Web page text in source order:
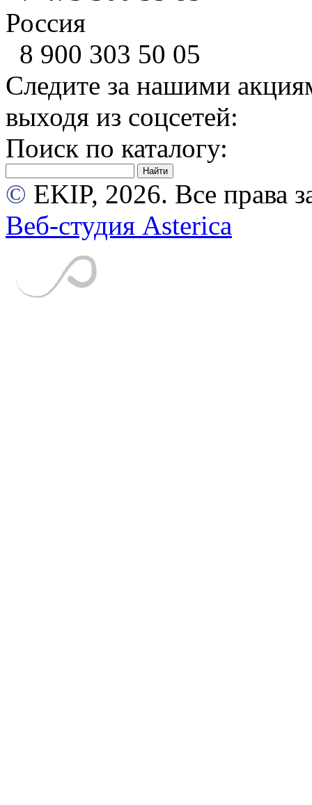
Россия
8 900 303 50 05
Следите за нашими
выходя из соцсетей:
Поиск по каталогу:
© EKIP, 2026. Все права
Веб-студия Asterica